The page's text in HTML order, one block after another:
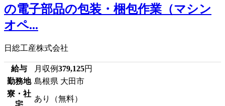
の電子部品の包装・梱包作業（マシン
オペ...
日総工産株式会社
給与 月収例379,125円
勤務地 島根県 大田市
寮・社
宅
あり（無料）